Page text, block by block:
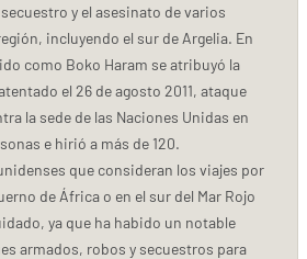
y el asesinato de varios
incluyendo el sur de Argelia. En
como Boko Haram se atribuyó la
el 26 de agosto 2011, ataque
la sede de las Naciones Unidas en
e hirió a más de 120.
que consideran los viajes por
de África o en el sur del Mar Rojo
ya que ha habido un notable
armados, robos y secuestros para